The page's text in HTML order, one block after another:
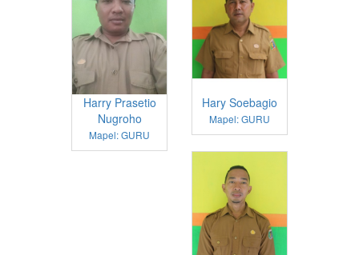
Harry Prasetio
Nugroho
Mapel: GURU
Hary Soebagio
Mapel: GURU